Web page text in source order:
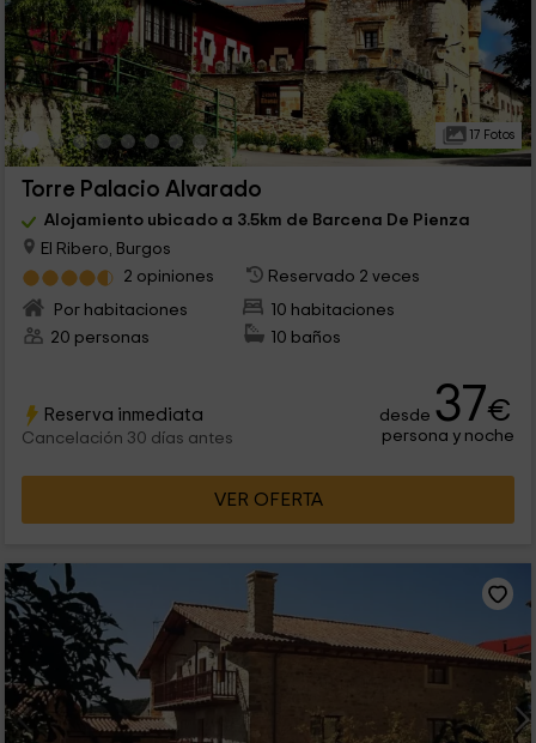
17 Fotos
Torre Palacio Alvarado
Alojamiento ubicado a 3.5km de Barcena De Pienza
El Ribero, Burgos
2 opiniones
Reservado 2 veces
Por habitaciones
10 habitaciones
20 personas
10 baños
Reserva inmediata
Cancelación 30 días antes
desde 37€
persona y noche
VER OFERTA